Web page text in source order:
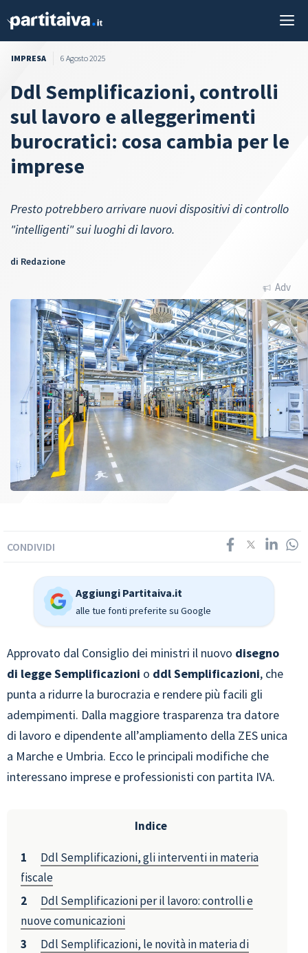
IMPRESA 6 Agosto 2025
Ddl Semplificazioni, controlli
sul lavoro e alleggerimenti
burocratici: cosa cambia per le
imprese
Presto potrebbero arrivare nuovi dispositivi di controllo
"intelligenti" sui luoghi di lavoro.
di Redazione
Adv
CONDIVIDI
Aggiungi Partitaiva.it
alle tue fonti preferite su Google
Approvato dal Consiglio dei ministri il nuovo disegno
di legge Semplificazioni o ddl Semplificazioni, che
punta a ridurre la burocrazia e rendere più facili gli
adempimenti. Dalla maggiore trasparenza tra datore
di lavoro e dipendente all’ampliamento della ZES unica
a Marche e Umbria. Ecco le principali modifiche che
interessano imprese e professionisti con partita IVA.
Indice
Ddl Semplificazioni, gli interventi in materia
fiscale
Ddl Semplificazioni per il lavoro: controlli e
nuove comunicazioni
Ddl Semplificazioni, le novità in materia di